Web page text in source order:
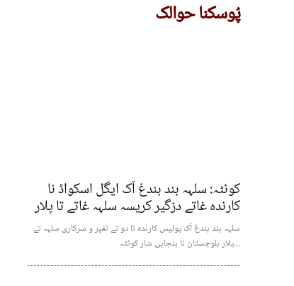
پُوسکنا حوالک
کوئٹہ: سلہہ بند بندغ آک ایگل اسکواڈ نا
کارندہ غاتے دزگیر کریسہ سلہہ غاتے تا پلار
سلہہ بند بندغ آک پولیس کارندہ تا دو تے تفیر و سرکاری سلہہ تے
پلار بلوچستان نا بنجاہی شار کوئٹہ...